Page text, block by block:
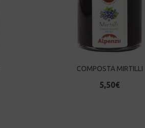
COMPOSTA MIRTILLI
5,50€